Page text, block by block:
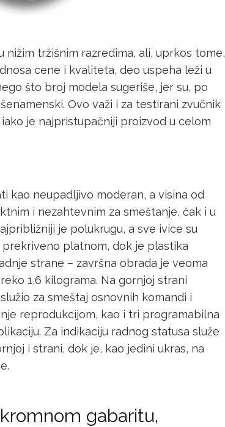
nižim tržišnim razredima, ali, uprkos tome,
cene i kvaliteta, deo uspeha leži u
što broj modela sugeriše, jer su, po
Ovo važi i za testirani zvučnik
je najpristupačniji proizvod u celom
kao neupadljivo moderan, a visina od
i nezahtevnim za smeštanje, čak i u
je polukrugu, a sve ivice su
platnom, dok je plastika
strane – završna obrada je veoma
1,6 kilograma. Na gornjoj strani
za smeštaj osnovnih komandi i
reprodukcijom, kao i tri programabilna
Za indikaciju radnog statusa služe
i strani, dok je, kao jedini ukras, na
gabaritu,